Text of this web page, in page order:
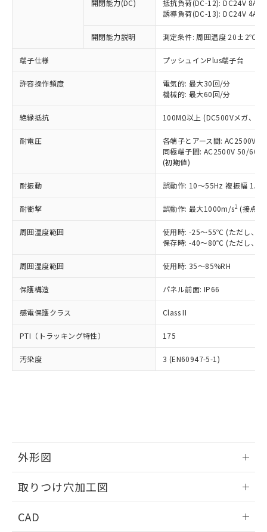
開閉能力(DC)
抵抗負荷(DC-12): DC24V 8A/
誘導負荷(DC-13): DC24V 4A/
開閉能力説明 測定条件: 周囲温度 20±2℃、
端子仕様 プッシュインPlus端子台
許容操作頻度
電気的: 最大30回/分
機械的: 最大60回/分
絶縁抵抗 100MΩ以上 (DC500Vメガ、点
耐電圧
各端子とアース間: AC2500V
同極端子間: AC2500V 50/
(初期値)
耐振動 誤動作: 10～55Hz 複振幅
耐衝撃 誤動作: 最大1000m/s2 (接点
周囲温度範囲
使用時: -25～55℃ (ただし、氷
保存時: -40～80℃ (ただし、氷
周囲湿度範囲 使用時: 35～85%RH
保護構造 パネル前面: IP66
感電保護クラス Class II
PTI（トラッキング特性） 175
汚染度 3 (EN60947-5-1)
外形図
取りつけ穴加工図
CAD
ことをご了承ください。
在庫状況および標準価格照会結果は、
記載している更新日時点での社内デー
タに基づき作成されるものであり、閲
覧された時点での実際の在庫および標
準価格とは異なる場合があることをご
正式な納期状況および標準価格はお客
様のお取引先、またはお客様担当のオ
ムロン制御機器販売店・当社販売員に
オムロン制御機器販売店や当社販売拠
販売ネットワーク
」をご確認
在庫状況および標準価格結果を当社の
事前の承諾なく第三者に漏洩または開
示しないようお願いします。
マイパーツ機能（部品リスト作成サー
ビス）をご利用いただくには、I-Web
メンバーズにご登録されている必要が
お客様が当ウェブサイト上で当社にご
登録された部品リストについて、当社
および当社の共同利用者が、当社の製
品・サービスに関するお客様との取
引・商談に必要な範囲で利用すること
をご了承ください。
※当社の共同利用者とは、"個人情報
の「1.共同利
用者の範囲」に記載されている法人を
むを得ず変更することがあります。
*EU RoHS指令（10物質）：
鉛(Pb) 1000ppm以下、 水銀(Hg) 1000ppm以下、 カド
ミウム(Cd) 100ppm以下、
六価クロム(Cr(Ⅵ)) 1000ppm以下、ポリ臭化ビフェニル
類(PBB) 1000ppm以下、ポリ臭化ジフェニルエーテル類
(PBDE) 1000ppm以下、フタル酸ビス(2-エチルヘキシ
ル) (DEHP)(別名：DOP) 1000ppm以下、フタル酸ブチ
(DIBP) 1000ppm以下
但し、RoHS指令で産業用監視および制御機器に対する
フタル酸エステル類の４物質については閾値を超える意
図的な使用がないことを確認しています。
部品在庫の切り替え状況などにより、予定
月が前後することがあります。
※3 非含有証明書ダウンロード
下記の非含有証明書をダウンロードするこ
とができます。
EU RoHS指令（10物質）の非含有証明書
51物質の非含有証明書（当社基準）
※本証明書は発行日時点で非含有を証明す
欄に対応日を記載しておりました。
既に当社にて対応品への在庫切替を完了
り、2022年1月12日より割愛しておりま
す。
「－」：未確認です。当社販売部門へお問
*中国RoHS10物質の基準値 (GB/T26572)：
Pb(鉛) :1000ppm、 Hg(水銀) : 1000ppm、 Cd(カドミウ
ニル類) : 1000ppm、 PBDEs(ポリ臭化ジフェニルエーテ
DBP(フタル酸ジブチル) : 1000ppm、 DIBP(フタル酸ジ
イソブチル) : 1000ppm、 BBP(フタル酸ブチルベンジ
ル) : 1000ppm、
DEHP(フタル酸ビス(2-エチルヘキシル)) : 1000ppm
「ｅ」：有害物質（10物質）のすべてが基
準値以下であることを示します。
「10」：通常の使用状況下において有害物
質が外部に漏えいし、環境に深刻な影響を
及ぼさない年数を意味します。
「－」：未確認です。当社販売部門へお問
い合わせください。
当社は、これら貴社製品のうち、外国
為替および外国貿易法に定める商品
（以下｢規制貨物等」という）を輸出
または国外への提供する場合は、日本
国政府の輸出許可(または役務取引許
可)を取得するなどの必要な手続きを
当社は規制貨物を破棄する場合は、完
全に破砕するなど、違法に輸出されな
いよう必要な手段を講じます。
当社は貴社製品を、核兵器、ミサイ
ル、化学兵器、生物兵器またはその他
武器並びにこれらの製造装置等に一切
当社は、貴社製品を第三者に販売する
場合は、上記1、2および3の内容を当
該第三者に通知します。また当社は、
販売先および販売に係わる関係者が違
法に輸出するおそれがある場合は、取
り引きをいたしません。
○ 一定数以上の在庫あり
一定数には満たないが在庫あり
在庫なし(最新の在庫状況につ
いては、お客様のお取引先、ま
たはお客様担当のオムロン制御
機器販売店・当社販売員にご確
白
受注生産機種、また在庫状況の
情報を公開していない機種